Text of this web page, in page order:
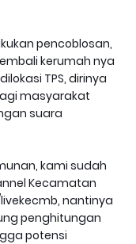
pencoblosan,
kerumah nya
TPS, dirinya
masyarakat
suara
kami sudah
Kecamatan
nantinya
penghitungan
potensi